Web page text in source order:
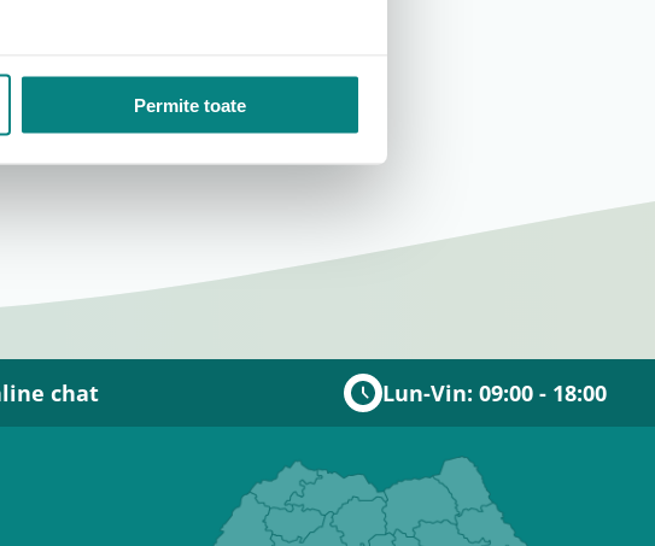
Permite toate
chat Lun-Vin: 09:00 - 18:00